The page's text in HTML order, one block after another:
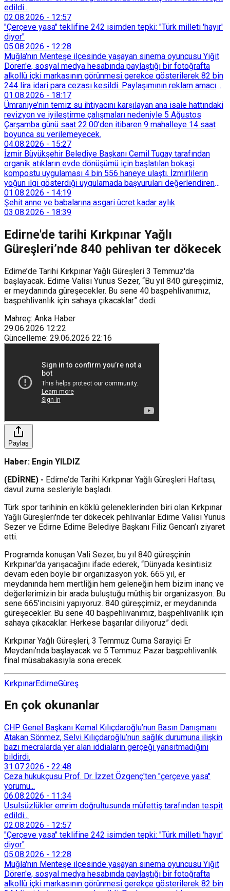
edildi...
02.08.2026 - 12:57
"Çerçeve yasa" teklifine 242 isimden tepki: "Türk milleti 'hayır'
diyor"
05.08.2026 - 12:28
Muğla'nın Menteşe ilçesinde yaşayan sinema oyuncusu Yiğit
Dören'e, sosyal medya hesabında paylaştığı bir fotoğrafta
alkollü içki markasının görünmesi gerekçe gösterilerek 82 bin
244 lira idari para cezası kesildi. Paylaşımının reklam amacı
taşımadığını savunan Dören, cezanın iptali için yargıya
başvurdu.
01.08.2026 - 18:17
Ümraniye’nin temiz su ihtiyacını karşılayan ana isale hattındaki
revizyon ve iyileştirme çalışmaları nedeniyle 5 Ağustos
Çarşamba günü saat 22.00’den itibaren 9 mahalleye 14 saat
boyunca su verilemeyecek.
04.08.2026 - 15:27
İzmir Büyükşehir Belediye Başkanı Cemil Tugay tarafından
organik atıkların evde dönüşümü için başlatılan bokaşi
kompostu uygulaması 4 bin 556 haneye ulaştı. İzmirlilerin
yoğun ilgi gösterdiği uygulamada başvuruları değerlendiren
Tarımsal Hizmetler Dairesi Başkanlığı, farklı ilçelerde toplam
128 bokaşi kompost eğitimi düzenleyerek İzmirlileri
sürdürülebilir atık yönetimi sistemine dahil etti.
01.08.2026 - 14:19
Şehit anne ve babalarına asgari ücret kadar aylık
03.08.2026 - 18:39
Edirne'de tarihi Kırkpınar Yağlı
Güreşleri’nde 840 pehlivan ter dökecek
Edirne’de Tarihi Kırkpınar Yağlı Güreşleri 3 Temmuz'da
başlayacak. Edirne Valisi Yunus Sezer, “Bu yıl 840 güreşçimiz,
er meydanında güreşecekler. Bu sene 40 başpehlivanımız,
başpehlivanlık için sahaya çıkacaklar” dedi.
Mahreç: Anka Haber
29.06.2026 12:22
Güncelleme: 29.06.2026 22:16
Paylaş
Haber: Engin YILDIZ
(EDİRNE) - Edirne’de Tarihi Kırkpınar Yağlı Güreşleri Haftası,
davul zurna sesleriyle başladı.
Türk spor tarihinin en köklü geleneklerinden biri olan Kırkpınar
Yağlı Güreşleri'nde ter dökecek pehlivanlar Edirne Valisi Yunus
Sezer ve Edirne Edirne Belediye Başkanı Filiz Gencan’ı ziyaret
etti.
Programda konuşan Vali Sezer, bu yıl 840 güreşçinin
Kırkpınar'da yarışacağını ifade ederek, “Dünyada kesintisiz
devam eden böyle bir organizasyon yok. 665 yıl, er
meydanında hem mertliğin hem geleneğin hem bizim inanç ve
değerlerimizin bir arada buluştuğu müthiş bir organizasyon. Bu
sene 665’incisini yapıyoruz. 840 güreşçimiz, er meydanında
güreşecekler. Bu sene 40 başpehlivanımız, başpehlivanlık için
sahaya çıkacaklar. Herkese başarılar diliyoruz” dedi.
Kırkpınar Yağlı Güreşleri, 3 Temmuz Cuma Sarayiçi Er
Meydanı'nda başlayacak ve 5 Temmuz Pazar başpehlivanlık
final müsabakasıyla sona erecek.
KırkpınarEdirneGüreş
En çok okunanlar
CHP Genel Başkanı Kemal Kılıçdaroğlu’nun Basın Danışmanı
Atakan Sönmez, Selvi Kılıçdaroğlu’nun sağlık durumuna ilişkin
bazı mecralarda yer alan iddiaların gerçeği yansıtmadığını
bildirdi.
31.07.2026 - 22:48
Ceza hukukçusu Prof. Dr. İzzet Özgenç'ten "çerçeve yasa"
yorumu...
06.08.2026 - 11:34
Usulsüzlükler emrim doğrultusunda müfettiş tarafından tespit
edildi...
02.08.2026 - 12:57
"Çerçeve yasa" teklifine 242 isimden tepki: "Türk milleti 'hayır'
diyor"
05.08.2026 - 12:28
Muğla'nın Menteşe ilçesinde yaşayan sinema oyuncusu Yiğit
Dören'e, sosyal medya hesabında paylaştığı bir fotoğrafta
alkollü içki markasının görünmesi gerekçe gösterilerek 82 bin